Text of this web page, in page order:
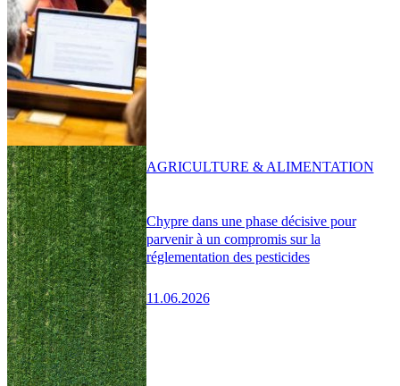
Chypre dans une phase décisive pour
parvenir à un compromis sur la
réglementation des pesticides
11.06.2026
AGRICULTURE & ALIMENTATION